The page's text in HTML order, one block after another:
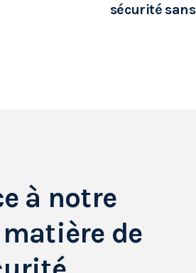
sécurité
à notre
de